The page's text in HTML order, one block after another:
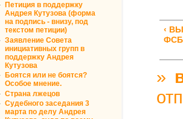
Петиция в поддержку
Андрея Кутузова (форма
на подпись - внизу, под
текстом петиции)
Заявление Совета
инициативных групп в
поддержку Андрея
Кутузова
Боятся или не боятся?
Особое мнение.
Страна лжецов
Судебного заседания 3
марта по делу Андрея
‹
»